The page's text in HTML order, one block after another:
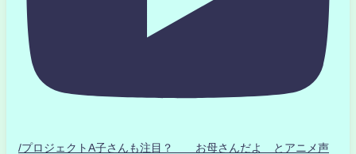
/プロジェクトA子さんも注目？ お母さんだよ とアニメ声